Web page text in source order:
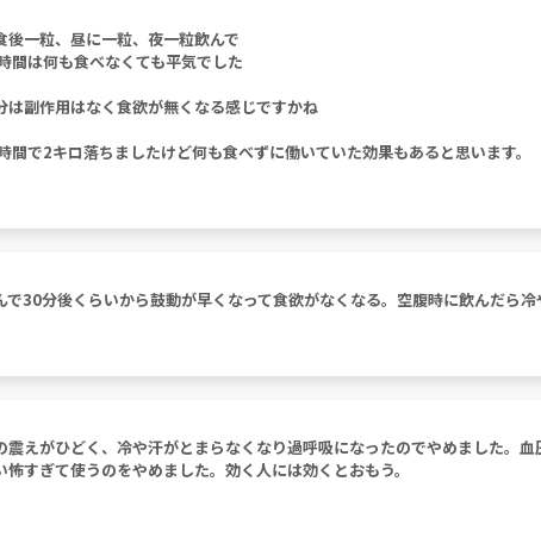
後一粒、昼に一粒、夜一粒飲んで
間は何も食べなくても平気でした
は副作用はなく食欲が無くなる感じですかね
間で2キロ落ちましたけど何も食べずに働いていた効果もあると思います。
で30分後くらいから鼓動が早くなって食欲がなくなる。空腹時に飲んだら冷
震えがひどく、冷や汗がとまらなくなり過呼吸になったのでやめました。
怖すぎて使うのをやめました。効く人には効くとおもう。